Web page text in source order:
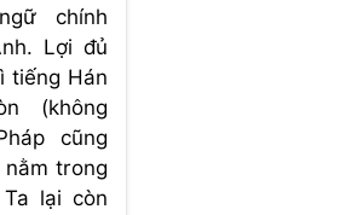
chính
Lợi đủ
tiếng Hán
(không
cũng
nằm trong
lại còn